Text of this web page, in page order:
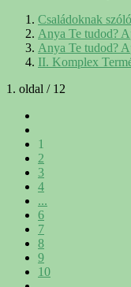
Családoknak
Anya Te tudod?
Anya Te tudod?
II. Komplex
1. oldal / 12
1
2
3
4
...
6
7
8
9
10